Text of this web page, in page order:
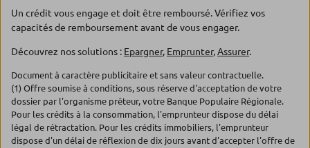
Un crédit vous engage et doit être remboursé. Vérifiez vos
capacités de remboursement avant de vous engager.
Découvrez nos solutions : Epargner, Emprunter,Assurer.
Document à caractère publicitaire et sans valeur contractuelle.
(1) Offre soumise à conditions, sous réserve d'acceptation de votre
dossier par l'organisme prêteur, votre Banque Populaire Régionale.
Pour les crédits à la consommation, l'emprunteur dispose du délai
légal de rétractation. Pour les crédits immobiliers, l'emprunteur
dispose d'un délai de réflexion de dix jours avant d'accepter l'offre de